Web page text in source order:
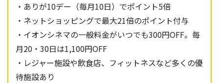
・ありが10デー（毎月10日）でポイント5倍
・ネットショッピングで最大21倍のポイント付与
・イオンシネマの一般料金がいつでも300円OFF。毎
月20・30日は1,100円OFF
・レジャー施設や飲食店、フィットネスなど多くの優
待施設あり